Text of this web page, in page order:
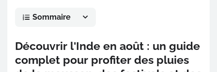
Sommaire
Découvrir l'Inde en août : un guide
complet pour profiter des pluies